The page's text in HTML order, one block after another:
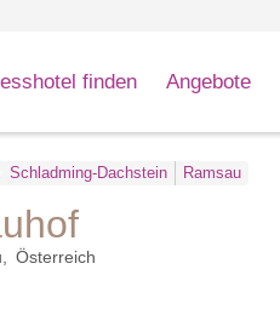
finden Angebote
Schladming-Dachstein Ramsau
Österreich